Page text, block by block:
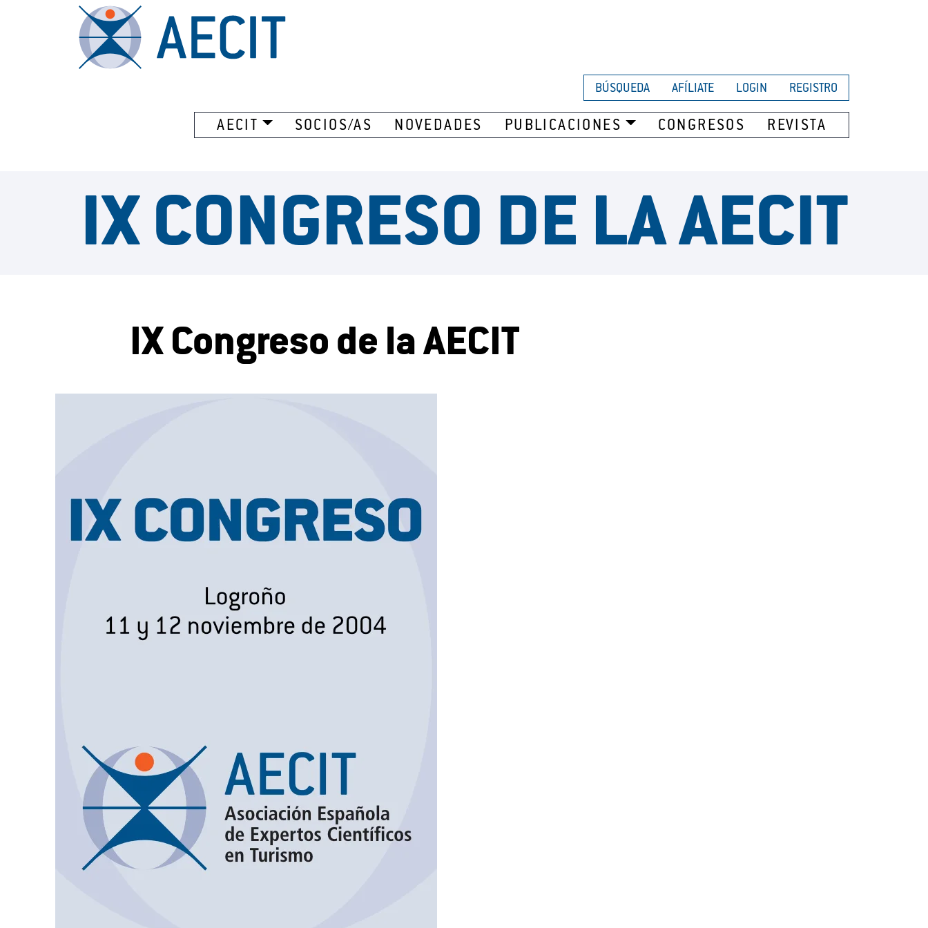
BÚSQUEDA AFÍLIATE LOGIN REGISTRO
AECIT SOCIOS/AS NOVEDADES PUBLICACIONES CONGRESOS REVISTA
IX CONGRESO DE LA AECIT
IX Congreso de la AECIT